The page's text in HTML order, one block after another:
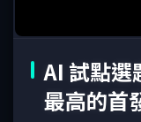
AI 試點選
最高的首